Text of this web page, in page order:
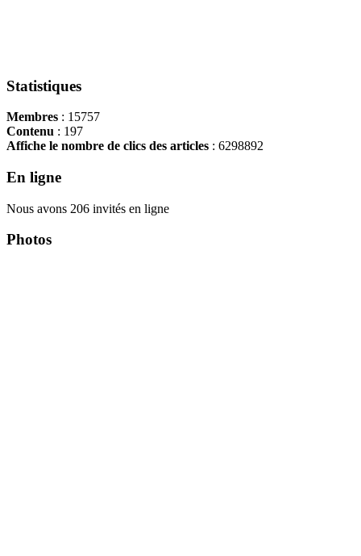
Statistiques
Membres : 15757
Contenu : 197
Affiche le nombre de clics des articles : 6298892
En ligne
Nous avons 206 invités en ligne
Photos